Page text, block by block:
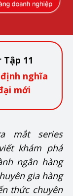
nghĩa
mới
11
mắt series
khám phá
ngân hàng
gia hàng
thức chuyên